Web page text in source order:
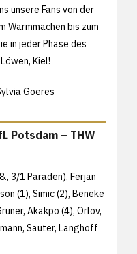
unsere Fans von der
Warmmachen bis zum
in jeder Phase des
Kiel!
Goeres
Potsdam – THW
3/1 Paraden), Ferjan
(1), Simic (2), Beneke
Akakpo (4), Orlov,
Sauter, Langhoff